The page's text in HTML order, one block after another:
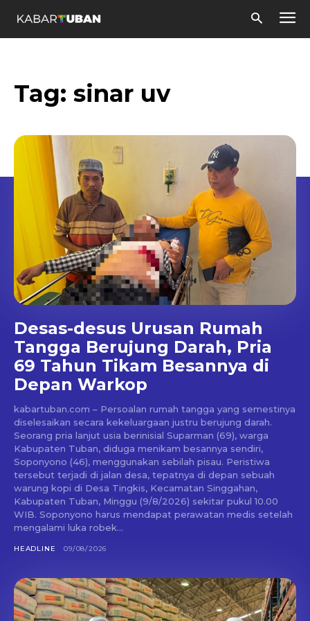
Tag: sinar uv
Desas-desus Urusan Rumah
Tangga Berujung Darah, Pria
69 Tahun Tikam Besannya di
Depan Warkop
kabartuban.com – Persoalan rumah tangga yang semestinya
diselesaikan secara kekeluargaan justru berujung darah.
Seorang pria lanjut usia berinisial Suparman (69), warga
Kabupaten Tuban, diduga menikam besannya sendiri,
Soponyono (46), menggunakan sebilah pisau. Peristiwa
tersebut terjadi di jalan desa, tepatnya di depan sebuah
warung kopi di Desa Tingkis, Kecamatan Singgahan,
Kabupaten Tuban, Minggu (9/8/2026) sekitar pukul 10.00
WIB. Soponyono harus mendapat perawatan medis setelah
mengalami luka robek...
HEADLINE 09/08/2026